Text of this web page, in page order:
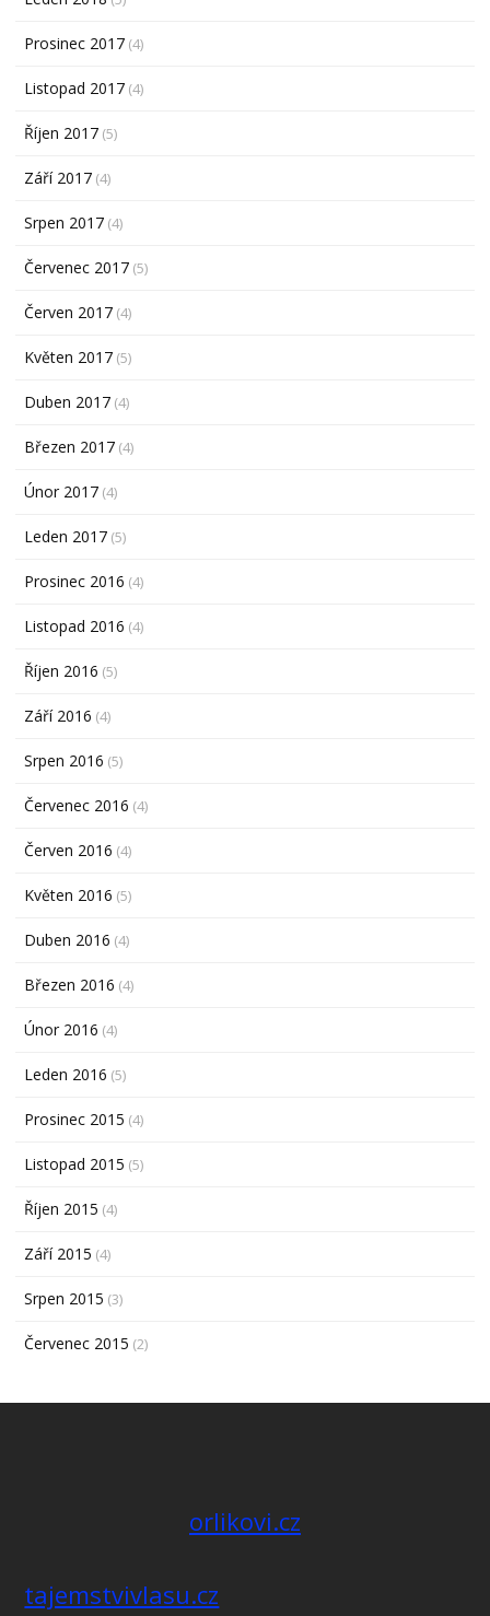
Prosinec 2017 (4)
Listopad 2017 (4)
Říjen 2017 (5)
Září 2017 (4)
Srpen 2017 (4)
Červenec 2017 (5)
Červen 2017 (4)
Květen 2017 (5)
Duben 2017 (4)
Březen 2017 (4)
Únor 2017 (4)
Leden 2017 (5)
Prosinec 2016 (4)
Listopad 2016 (4)
Říjen 2016 (5)
Září 2016 (4)
Srpen 2016 (5)
Červenec 2016 (4)
Červen 2016 (4)
Květen 2016 (5)
Duben 2016 (4)
Březen 2016 (4)
Únor 2016 (4)
Leden 2016 (5)
Prosinec 2015 (4)
Listopad 2015 (5)
Říjen 2015 (4)
Září 2015 (4)
Srpen 2015 (3)
Červenec 2015 (2)
orlikovi.cz
tajemstvivlasu.cz